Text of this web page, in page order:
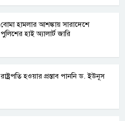
বোমা হামলার আশঙ্কায় সারাদেশে
পুলিশের হাই অ্যালার্ট জারি
রাষ্ট্রপতি হওয়ার প্রস্তাব পাননি ড. ইউনূস